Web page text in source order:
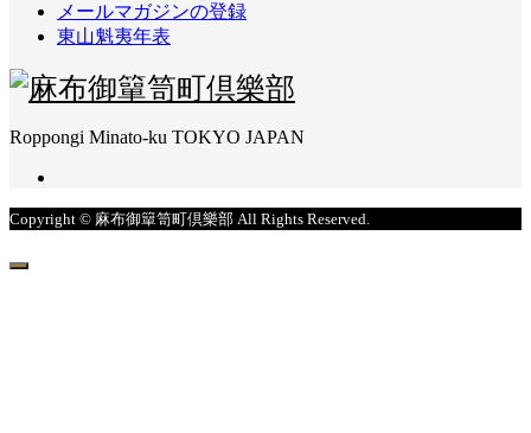
メールマガジンの登録
東山魁夷年表
Roppongi Minato-ku TOKYO JAPAN
Copyright © 麻布御簞笥町倶樂部 All Rights Reserved.